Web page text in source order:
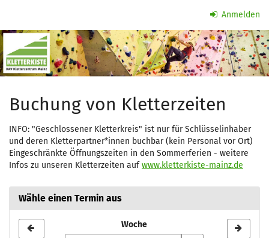
Inhalt
springen
Anmelden
Kletterzeit
Buchung von Kletterzeiten
INFO: "Geschlossener Kletterkreis" ist nur für Schlüsselinhaber
und deren Kletterpartner*innen buchbar (kein Personal vor Ort)
Eingeschränkte Öffnungszeiten in den Sommerferien - weitere
Infos zu unseren Kletterzeiten aufwww.kletterkiste-mainz.de
Wähle einen Termin aus
Woche